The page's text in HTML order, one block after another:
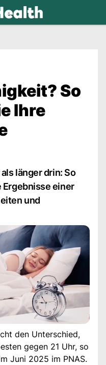
So
Ihre
länger drin: So
Ergebnisse einer
und
den Unterschied,
gegen 21 Uhr, so
Juni 2025 im PNAS.